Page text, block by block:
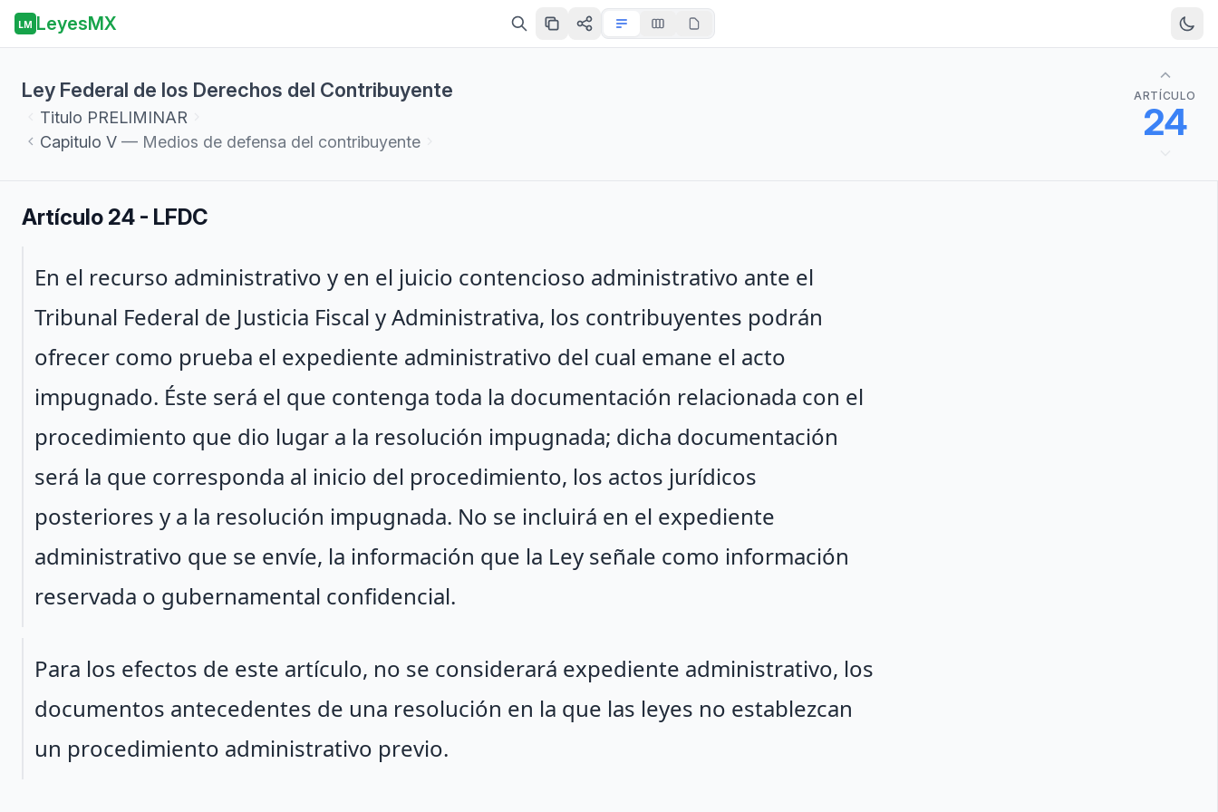
LM LeyesMX
Ley Federal de los Derechos del Contribuyente
Titulo PRELIMINAR
Capitulo V — Medios de defensa del contribuyente
ARTÍCULO
24
Artículo 24 - LFDC
Párrafo 1
En el recurso administrativo y en el juicio contencioso administrativo ante el
Tribunal Federal de Justicia Fiscal y Administrativa, los contribuyentes podrán
ofrecer como prueba el expediente administrativo del cual emane el acto
impugnado. Éste será el que contenga toda la documentación relacionada con el
procedimiento que dio lugar a la resolución impugnada; dicha documentación
será la que corresponda al inicio del procedimiento, los actos jurídicos
posteriores y a la resolución impugnada. No se incluirá en el expediente
administrativo que se envíe, la información que la Ley señale como información
reservada o gubernamental confidencial.
Párrafo 2
Para los efectos de este artículo, no se considerará expediente administrativo, los
documentos antecedentes de una resolución en la que las leyes no establezcan
un procedimiento administrativo previo.